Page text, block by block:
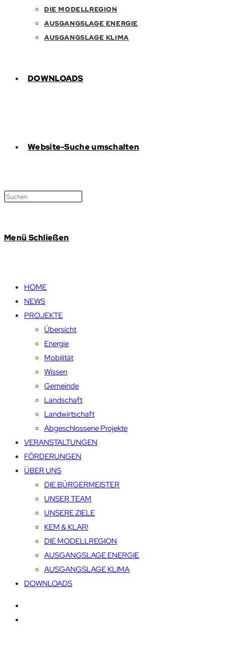
DIE MODELLREGION
AUSGANGSLAGE ENERGIE
AUSGANGSLAGE KLIMA
DOWNLOADS
Website-Suche umschalten
Menü Schließen
HOME
NEWS
PROJEKTE
Übersicht
Energie
Mobilität
Wissen
Gemeinde
Landschaft
Landwirtschaft
Abgeschlossene Projekte
VERANSTALTUNGEN
FÖRDERUNGEN
ÜBER UNS
DIE BÜRGERMEISTER
UNSER TEAM
UNSERE ZIELE
KEM & KLAR!
DIE MODELLREGION
AUSGANGSLAGE ENERGIE
AUSGANGSLAGE KLIMA
DOWNLOADS